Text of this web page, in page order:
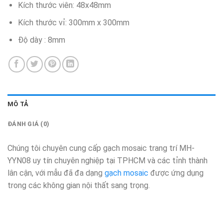
Kích thước viên: 48x48mm
Kích thước vỉ: 300mm x 300mm
Độ dày : 8mm
MÔ TẢ
ĐÁNH GIÁ (0)
Chúng tôi chuyên cung cấp gạch mosaic trang trí MH-
YYN08 uy tín chuyên nghiệp tại TPHCM và các tỉnh thành
lân cận, với mẫu đã đa dạng gạch mosaic được ứng dụng
trong các không gian nội thất sang trọng.